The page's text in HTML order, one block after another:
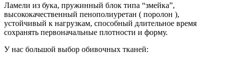
Ламели из бука, пружинный блок типа “змейка”,
высококачественный пенополиуретан ( поролон ),
устойчивый к нагрузкам, способный длительное время
сохранять первоначальные плотности и форму.
У нас большой выбор обивочных тканей: